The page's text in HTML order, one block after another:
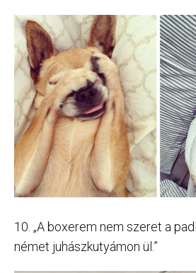
10. „A boxerem nem szeret a
német juhászkutyámon ül.”